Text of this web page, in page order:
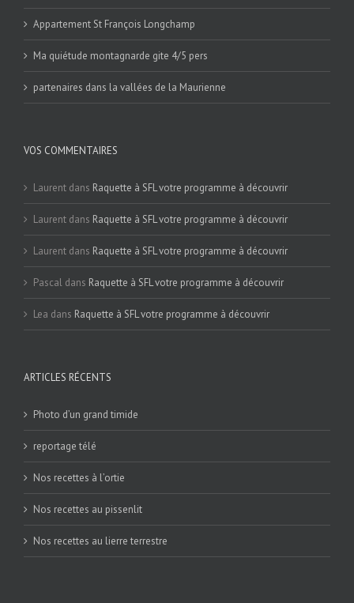
Appartement St François Longchamp
Ma quiétude montagnarde gite 4/5 pers
partenaires dans la vallées de la Maurienne
VOS COMMENTAIRES
Laurent dans Raquette à SFL votre programme à découvrir
Laurent dans Raquette à SFL votre programme à découvrir
Laurent dans Raquette à SFL votre programme à découvrir
Pascal dans Raquette à SFL votre programme à découvrir
Lea dans Raquette à SFL votre programme à découvrir
ARTICLES RÉCENTS
Photo d’un grand timide
reportage télé
Nos recettes à l’ortie
Nos recettes au pissenlit
Nos recettes au lierre terrestre